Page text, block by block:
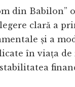
din Babilon”
clară a
și a
în viața de